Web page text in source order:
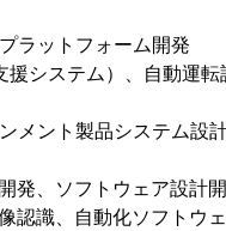
ラットフォーム開発
援システム）、自動運
メント製品システム設
発、ソフトウェア設計
認識、自動化ソフト